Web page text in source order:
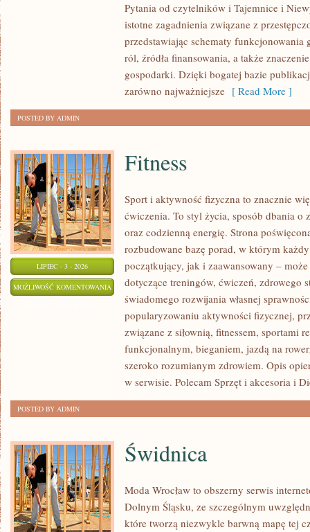
POLSCE
Pytania od czytelników i Tajemnice i
istotne zagadnienia związane z
przedstawiając schematy funkcjonowania
ról, źródła finansowania, a także
gospodarki. Dzięki bogatej bazie
zarówno najważniejsze [ Read More ]
POSTED BY ADMIN
LIPIEC - 3 - 2026
MOŻLIWOŚĆ KOMENTOWANIA FITNESS
Fitness
Sport i aktywność fizyczna to znacznie
ćwiczenia. To styl życia, sposób dbania o
oraz codzienną energię. Strona
rozbudowane bazę porad, w którym
początkujący, jak i zaawansowany –
dotyczące treningów, ćwiczeń, zdrowego
świadomego rozwijania własnej
popularyzowaniu aktywności fizycznej,
związane z siłownią, fitnessem, sportami
funkcjonalnym, bieganiem, jazdą na
szeroko rozumianym zdrowiem. Opis
w serwisie. Polecam Sprzęt i akcesoria i
POSTED BY ADMIN
Świdnica
Moda Wrocław to obszerny serwis
Dolnym Śląsku, ze szczególnym
które tworzą niezwykle barwną mapę tej